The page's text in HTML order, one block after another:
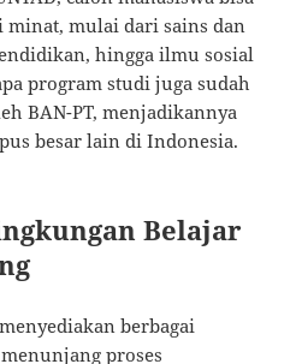
mulai dari sains dan
hingga ilmu sosial
program studi juga sudah
BAN-PT, menjadikannya
besar lain di Indonesia.
Belajar
berbagai
proses